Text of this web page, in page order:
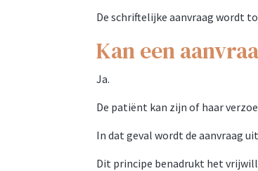
De schriftelijke aanvraag wordt
Kan een
Ja.
De patiënt kan zijn of haar
In dat geval wordt de aanvraag
Dit principe benadrukt het